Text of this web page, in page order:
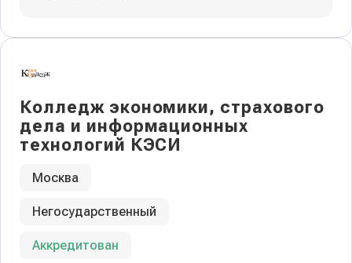
Колледж экономики, страхового
дела и информационных
технологий КЭСИ
Москва
Негосударственный
Аккредитован